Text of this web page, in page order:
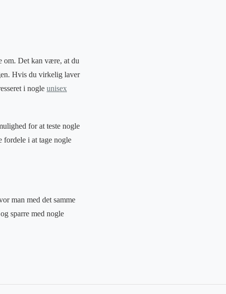
om. Det kan være, at du
Hvis du virkelig laver
i nogle unisex
for at teste nogle
fordele i at tage nogle
man med det samme
sparre med nogle